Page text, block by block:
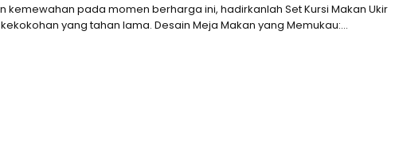
pada momen berharga ini, hadirkanlah Set Kursi Makan Ukir
yang tahan lama. Desain Meja Makan yang Memukau:…